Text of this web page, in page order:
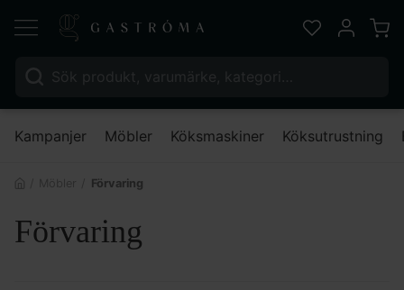
Sök efter:
Favoriter
Mitt
Kampanjer Möbler Köksmaskiner Köksutrustning
Förvaring
Förvaring